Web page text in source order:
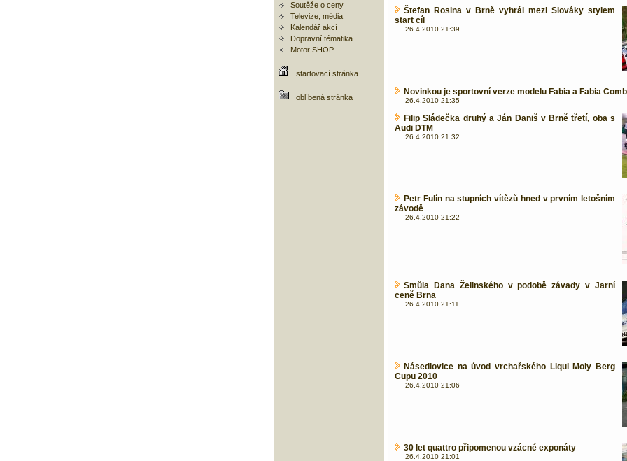
Soutěže o ceny
Televize, média
Kalendář akcí
Dopravní tématika
Motor SHOP
startovací stránka
oblíbená stránka
Štefan Rosina v Brně vyhrál mezi Slováky stylem
start cíl
26.4.2010 21:39
Novinkou je sportovní verze modelu Fabia a Fabia
26.4.2010 21:35
Filip Sládečka druhý a Ján Daniš v Brně třetí, oba s
Audi DTM
26.4.2010 21:32
Petr Fulín na stupních vítězů hned v prvním letošním
závodě
26.4.2010 21:22
Smůla Dana Želinského v podobě závady v Jarní
ceně Brna
26.4.2010 21:11
Násedlovice na úvod vrchařského Liqui Moly Berg
Cupu 2010
26.4.2010 21:06
30 let quattro připomenou vzácné exponáty
26.4.2010 21:01